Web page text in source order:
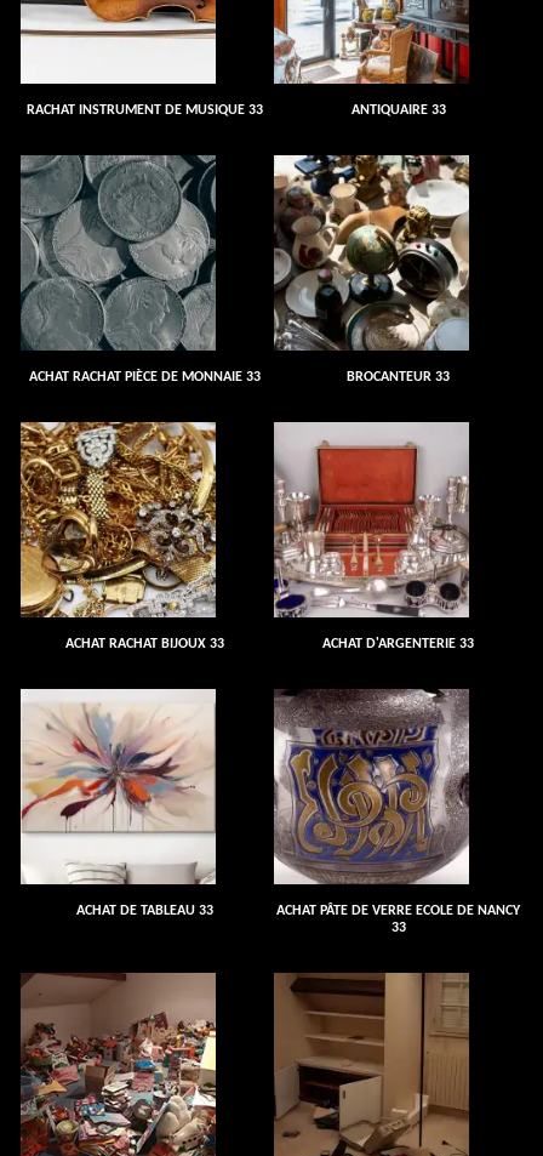
RACHAT INSTRUMENT DE MUSIQUE 33 ANTIQUAIRE 33
ACHAT RACHAT PIÈCE DE MONNAIE 33 BROCANTEUR 33
ACHAT RACHAT BIJOUX 33 ACHAT D'ARGENTERIE 33
ACHAT DE TABLEAU 33
ACHAT PÂTE DE VERRE ECOLE DE NANCY
33